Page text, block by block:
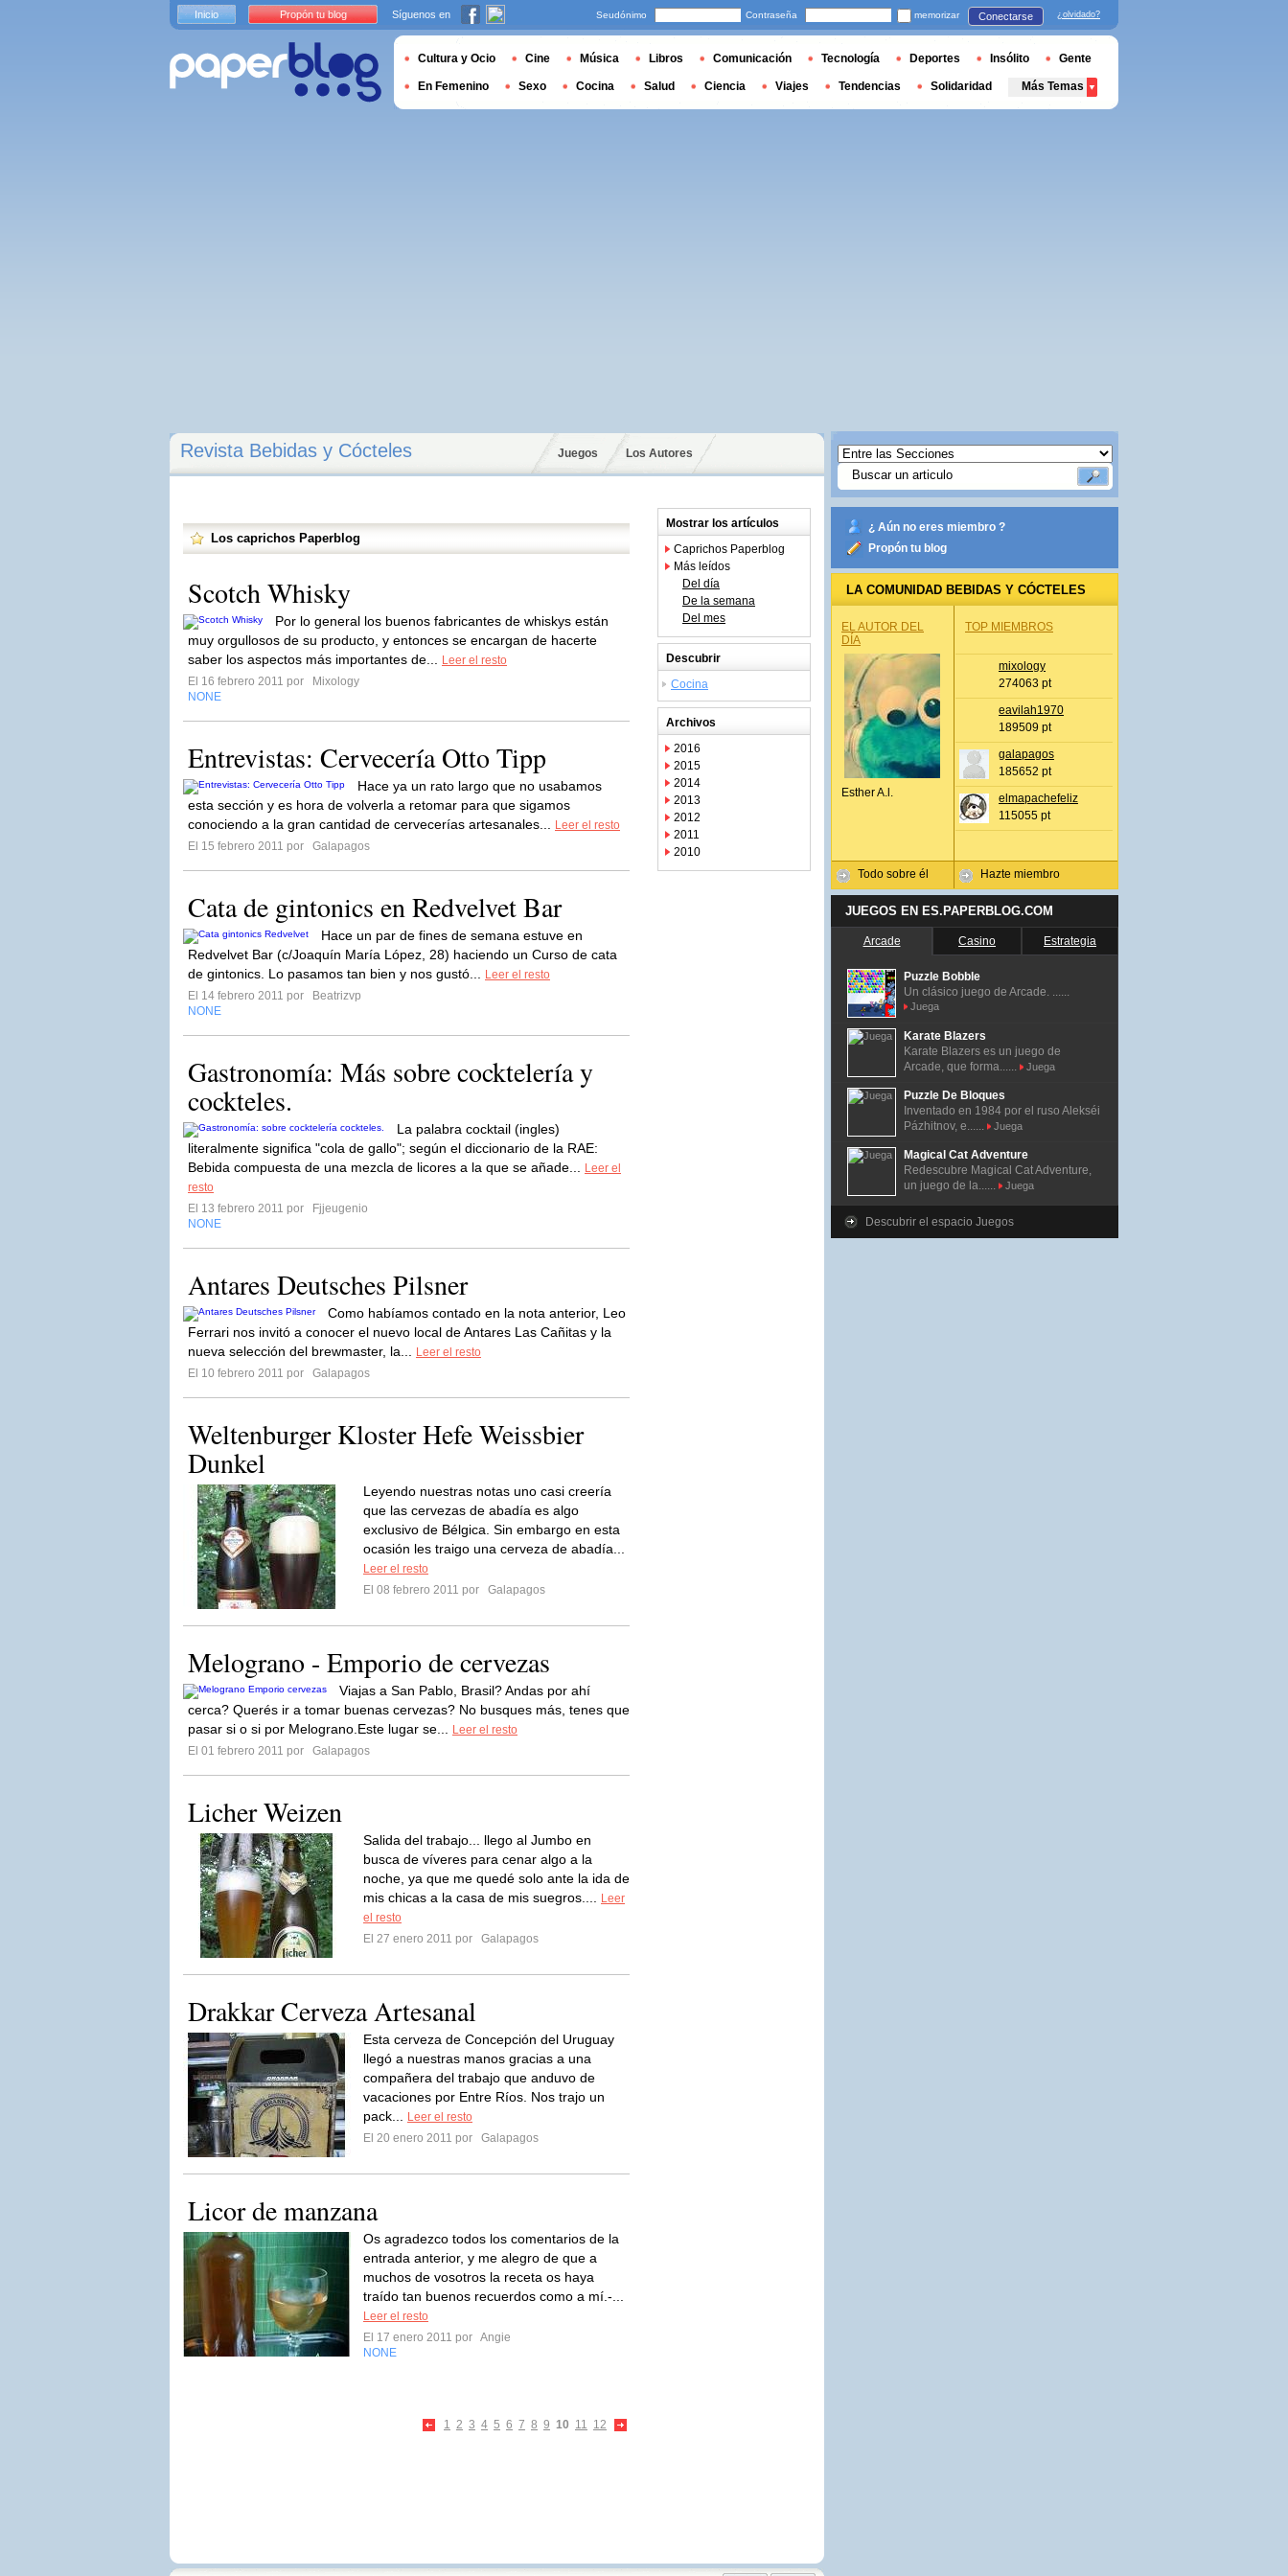
Revista Bebidas y Cócteles Juegos Los Autores
Los caprichos Paperblog
Scotch Whisky
Por lo general los buenos fabricantes de whiskys están
muy orgullosos de su producto, y entonces se encargan de hacerte
saber los aspectos más importantes de...
Leer el resto
El 16 febrero 2011 por
Mixology
NONE
Entrevistas: Cervecería Otto Tipp
Hace ya un rato largo que no usabamos
esta sección y es hora de volverla a retomar para que sigamos
conociendo a la gran cantidad de cervecerías artesanales...
Leer el resto
El 15 febrero 2011 por
Galapagos
Cata de gintonics en Redvelvet Bar
Hace un par de fines de semana estuve en
Redvelvet Bar (c/Joaquín María López, 28) haciendo un Curso de cata
de gintonics. Lo pasamos tan bien y nos gustó...
Leer el resto
El 14 febrero 2011 por
Beatrizvp
NONE
Gastronomía: Más sobre cocktelería y
cockteles.
La palabra cocktail (ingles)
literalmente significa "cola de gallo"; según el diccionario de la RAE:
Bebida compuesta de una mezcla de licores a la que se añade...
Leer el
resto
El 13 febrero 2011 por
Fjjeugenio
NONE
Antares Deutsches Pilsner
Como habíamos contado en la nota anterior, Leo
Ferrari nos invitó a conocer el nuevo local de Antares Las Cañitas y la
nueva selección del brewmaster, la...
Leer el resto
El 10 febrero 2011 por
Galapagos
Weltenburger Kloster Hefe Weissbier
Dunkel
Leyendo nuestras notas uno casi creería
que las cervezas de abadía es algo
exclusivo de Bélgica. Sin embargo en esta
ocasión les traigo una cerveza de abadía...
Leer el resto
El 08 febrero 2011 por
Galapagos
Melograno - Emporio de cervezas
Viajas a San Pablo, Brasil? Andas por ahí
cerca? Querés ir a tomar buenas cervezas? No busques más, tenes que
pasar si o si por Melograno.Este lugar se...
Leer el resto
El 01 febrero 2011 por
Galapagos
Licher Weizen
Salida del trabajo... llego al Jumbo en
busca de víveres para cenar algo a la
noche, ya que me quedé solo ante la ida de
mis chicas a la casa de mis suegros....
Leer
el resto
El 27 enero 2011 por
Galapagos
Drakkar Cerveza Artesanal
Esta cerveza de Concepción del Uruguay
llegó a nuestras manos gracias a una
compañera del trabajo que anduvo de
vacaciones por Entre Ríos. Nos trajo un
pack...
Leer el resto
El 20 enero 2011 por
Galapagos
Licor de manzana
Os agradezco todos los comentarios de la
entrada anterior, y me alegro de que a
muchos de vosotros la receta os haya
traído tan buenos recuerdos como a mí.-...
Leer el resto
El 17 enero 2011 por Angie
NONE
1 2 3 4 5 6 7 8 9 10 11 12
Mostrar los artículos
Caprichos Paperblog
Más leídos
Del día
De la semana
Del mes
Descubrir
Cocina
Archivos
2016
2015
2014
2013
2012
2011
2010
¿ Aún no eres miembro ?
Propón tu blog
LA COMUNIDAD BEBIDAS Y CÓCTELES
EL AUTOR DEL
DÍA
Esther A.l.
Todo sobre él
TOP MIEMBROS
mixology
274063 pt
eavilah1970
189509 pt
galapagos
185652 pt
elmapachefeliz
115055 pt
Hazte miembro
JUEGOS EN ES.PAPERBLOG.COM
Arcade Casino Estrategia
Puzzle Bobble
Un clásico juego de Arcade. ......
Juega
Karate Blazers
Karate Blazers es un juego de
Arcade, que forma......
Juega
Puzzle De Bloques
Inventado en 1984 por el ruso Alekséi
Pázhitnov, e......
Juega
Magical Cat Adventure
Redescubre Magical Cat Adventure,
un juego de la......
Juega
Descubrir el espacio Juegos
Inicio Propón tu blog Síguenos en Seudónimo Contraseña memorizar Conectarse ¿olvidado?
Cultura y Ocio Cine Música Libros Comunicación Tecnología Deportes Insólito Gente
En Femenino Sexo Cocina Salud Ciencia Viajes Tendencias Solidaridad Más Temas